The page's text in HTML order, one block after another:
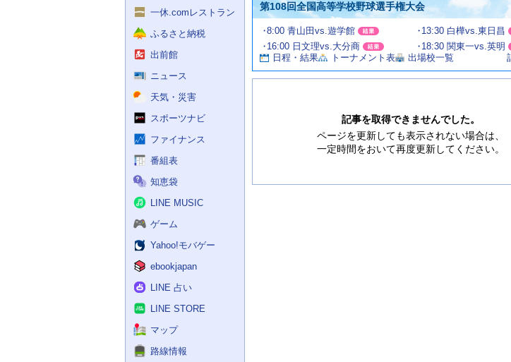
一休.comレストラン
ふるさと納税
出前館
ニュース
天気・災害
スポーツナビ
ファイナンス
番組表
知恵袋
LINE MUSIC
ゲーム
Yahoo!モバゲー
ebookjapan
LINE 占い
LINE STORE
マップ
路線情報
第108回全国高等学校野球選手権大会
試
合
情
報
8:00 青山田vs.遊学館
13:30 白樺vs.東日昌
16:00 日文理vs.大分商
18:30 関東一vs.英明
日程・結果
トーナメント表 出場校一覧
お
す
記事を取得できませんでした。
ページを更新しても表示されない場合は、
一定時間をおいて再度更新してください。